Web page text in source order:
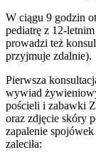
W ciągu 9 godzin
pediatrę z 12-
prowadzi też
przyjmuje zdalnie).
Pierwsza
wywiad
pościeli i zabawki
oraz zdjęcie skóry
zapalenie
zaleciła: